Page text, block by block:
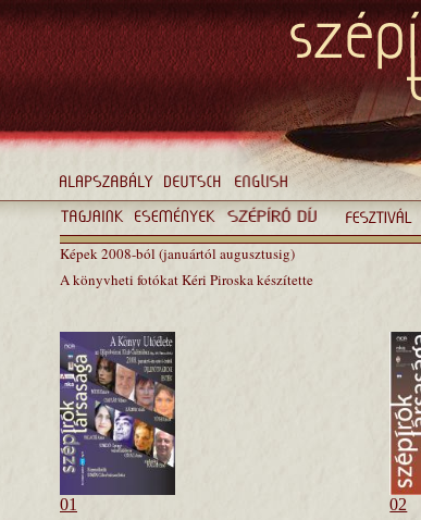
Képek 2008-ból (januártól augusztusig)
A könyvheti fotókat Kéri Piroska készítette
01 02